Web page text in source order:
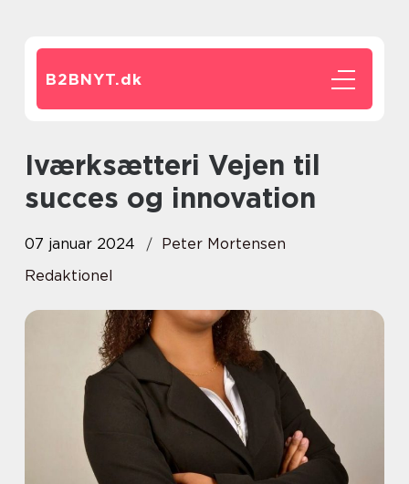
B2BNYT.dk
Iværksætteri Vejen til
succes og innovation
07 januar 2024
Peter Mortensen
Redaktionel